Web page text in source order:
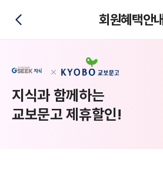
뒤로가기 회원혜택안내
지식과 함께하는
교보문고 제휴할인!